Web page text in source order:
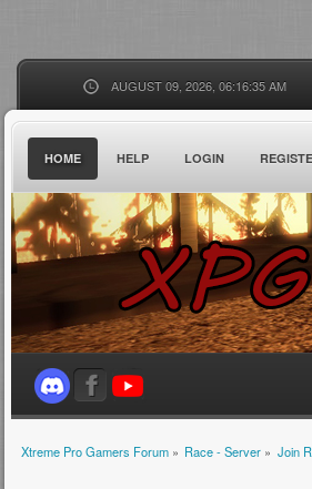
AUGUST 09, 2026, 06:16:35 AM
HOME HELP LOGIN
Xtreme Pro Gamers Forum» Race - Server » Join